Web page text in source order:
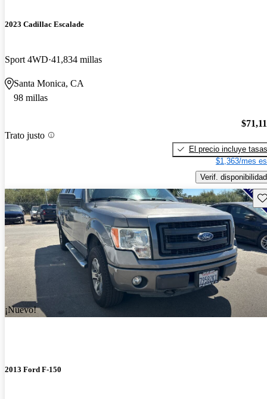
2023 Cadillac Escalade
Sport 4WD 41,834 millas
Santa Monica, CA
98 millas
Trato justo
El precio incluye tasas
$1,363/mes
Verif. disponibilidad
¡Nuevo!
2013 Ford F-150